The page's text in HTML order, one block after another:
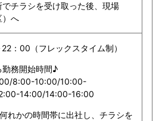
でチラシを受け取った後、現場
）へ
：00（フレックスタイム制）
務開始時間♪
8:00-10:00/10:00-
14:00/14:00-16:00
れかの時間帯に出社し、チラシを